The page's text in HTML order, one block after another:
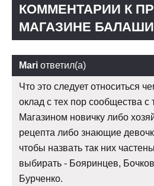
КОММЕНТАРИИ К
МАГАЗИНЕ
Mari ответил(а)
Что это следует относиться
оклад с тех пор сообщества
Магазином новичку либо
рецепта либо знающие
чтобы назвать так них
выбирать - Бояринцев,
Бурченко.